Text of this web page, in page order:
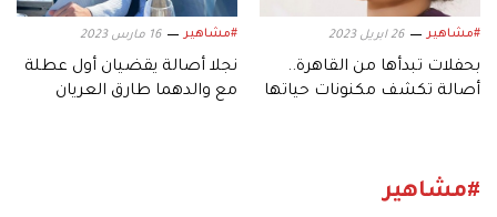
#مشاهير 26 ابريل 2023
بحفلات تبدأها من القاهرة..
أصالة تكشف مكنونات حياتها
#مشاهير 16 مارس 2023
نجلا أصالة يقضيان أول عطلة
مع والدهما طارق العريان
#مشاهير